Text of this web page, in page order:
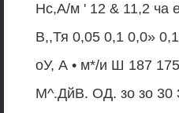
Нс,А/м ' 12 & 11,2 ча
В,,Тя 0,05 0,1 0,0»
оУ, А • м*/и Ш 187
М^.ДйВ. ОД. зо зо 30